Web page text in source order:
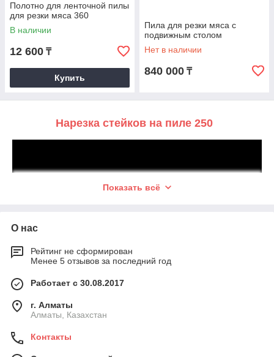
Полотно для ленточной пилы
для резки мяса 360
В наличии
12 600 ₸
Купить
Пила для резки мяса с
подвижным столом
Нет в наличии
840 000 ₸
Нарезка стейков на пиле 250
Резка костей на пиле 360
Показать всё
О нас
Рейтинг не сформирован
Менее 5 отзывов за последний год
Работает с 30.08.2017
г. Алматы
Алматы, Казахстан
Контакты